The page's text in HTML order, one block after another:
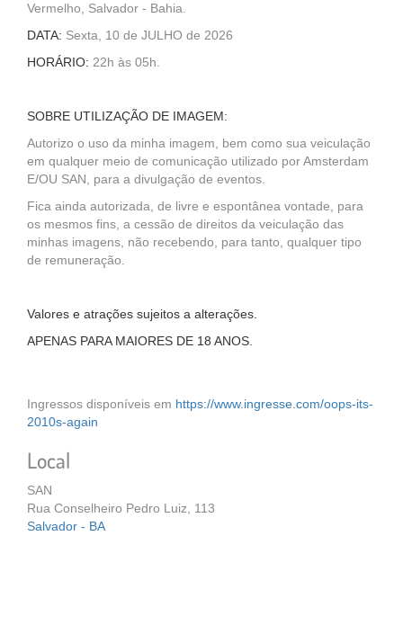
Vermelho, Salvador - Bahia.
DATA: Sexta, 10 de JULHO de 2026
HORÁRIO: 22h às 05h.
SOBRE UTILIZAÇÃO DE IMAGEM:
Autorizo o uso da minha imagem, bem como sua veiculação
em qualquer meio de comunicação utilizado por Amsterdam
E/OU SAN, para a divulgação de eventos.
Fica ainda autorizada, de livre e espontânea vontade, para
os mesmos fins, a cessão de direitos da veiculação das
minhas imagens, não recebendo, para tanto, qualquer tipo
de remuneração.
Valores e atrações sujeitos a alterações.
APENAS PARA MAIORES DE 18 ANOS.
Ingressos disponíveis em https://www.ingresse.com/oops-its-
2010s-again
Local
SAN
Rua Conselheiro Pedro Luiz, 113
Salvador - BA